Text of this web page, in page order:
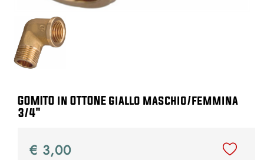
GOMITO in OTTONE giallo maschio/femmina
3/4"
€ 3,00